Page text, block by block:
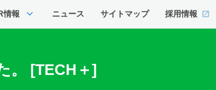
情報 expand_more ニュース サイトマップ 採用情報
。 [TECH＋]